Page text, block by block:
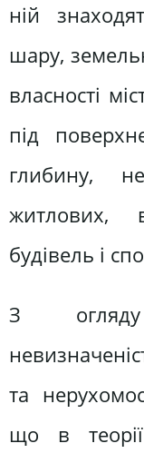
ній
шару,
власності
під
глибину,
житлових,
будівель і
З
та
що в